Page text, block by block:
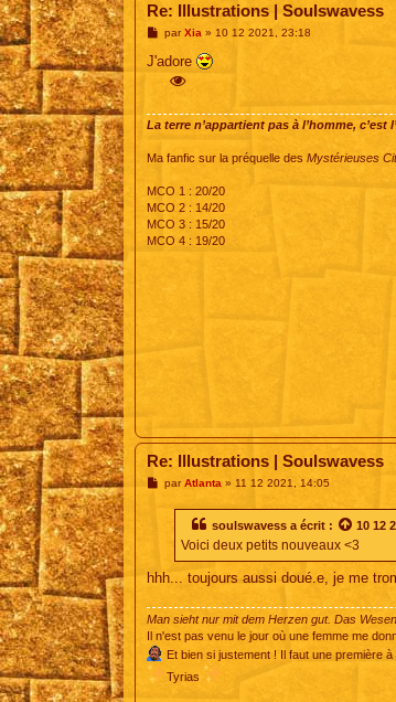
Re: Illustrations | Soulswavess
M
s
par Xia » 10 12 2021, 23:18
J'adore
La terre n’appartient pas à l’homme,
Ma fanfic sur la préquelle des Mystérieuses
MCO 1 : 20/20
MCO 2 : 14/20
MCO 3 : 15/20
MCO 4 : 19/20
Re: Illustrations | Soulswavess
Mpar Atlanta » 11 12 2021, 14:05
soulswavess a écrit : 10 12
Voici deux petits nouveaux <3
hhh... toujours aussi doué.e, je me
Man sieht nur mit dem Herzen gut. Das
Il n'est pas venu le jour où une femme me
Et bien si justement ! Il faut une première à
Tyrias